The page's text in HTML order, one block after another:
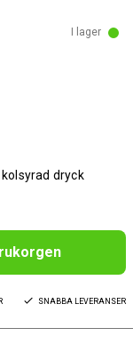
I lager
dryck
SNABBA LEVERANSER